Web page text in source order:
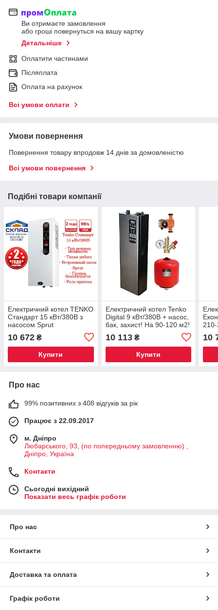
Ви отримаєте замовлення
або гроші повернуться на вашу картку
Детальніше
Оплатити частинами
Післяплата
Оплата на рахунок
Всі умови оплати
Умови повернення
Повернення товару впродовж 14 днів за домовленістю
Всі умови повернення
Подібні товари компанії
Електричний котел TENKO
Стандарт 15 кВт/380В з
насосом Sprut
10 672 ₴
Купити
Електричний котел Tenko
Digital 9 кВт/380В + насос,
бак, захист! На 90-120 м2!
10 113₴
Купити
10
Про нас
99% позитивних з 408 відгуків за рік
Працює з 22.09.2017
м. Дніпро
Любарського, 93, (по попередньому замовленню) ,
Дніпро, Україна
Контакти
Сьогодні вихідний
Показати весь графік роботи
Про нас
Контакти
Доставка та оплата
Графік роботи